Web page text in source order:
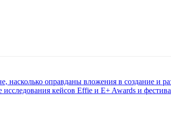
насколько оправданы вложения в создание и
кейсов Effie и E+ Awards и